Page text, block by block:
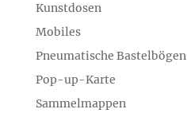
Kunstdosen
Mobiles
Pneumatische Bastelbögen
Pop-up-Karte
Sammelmappen